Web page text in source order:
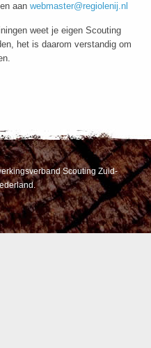
aan webmaster@regiolenij.nl
weet je eigen Scouting
het is daarom verstandig om
Scouting Zuid-